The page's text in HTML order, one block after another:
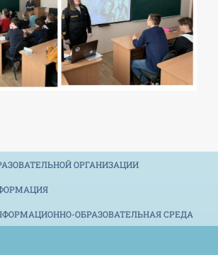
ОРГАНИЗАЦИИ
ОБРАЗОВАТЕЛЬНАЯ СРЕДА